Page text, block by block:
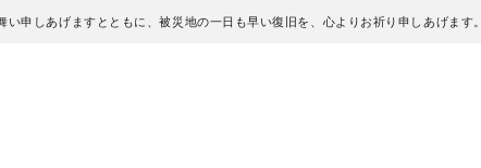
申しあげますとともに、被災地の一日も早い復旧を、心よりお祈り申しあげます。